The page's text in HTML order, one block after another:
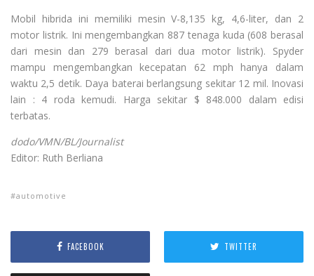
Mobil hibrida ini memiliki mesin V-8,135 kg, 4,6-liter, dan 2
motor listrik. Ini mengembangkan 887 tenaga kuda (608 berasal
dari mesin dan 279 berasal dari dua motor listrik). Spyder
mampu mengembangkan kecepatan 62 mph hanya dalam
waktu 2,5 detik. Daya baterai berlangsung sekitar 12 mil. Inovasi
lain : 4 roda kemudi. Harga sekitar $ 848.000 dalam edisi
terbatas.
dodo/VMN/BL/Journalist
Editor: Ruth Berliana
automotive
FACEBOOK TWITTER